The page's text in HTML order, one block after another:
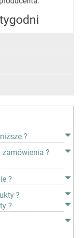
?
zamówienia ?
?
?
?